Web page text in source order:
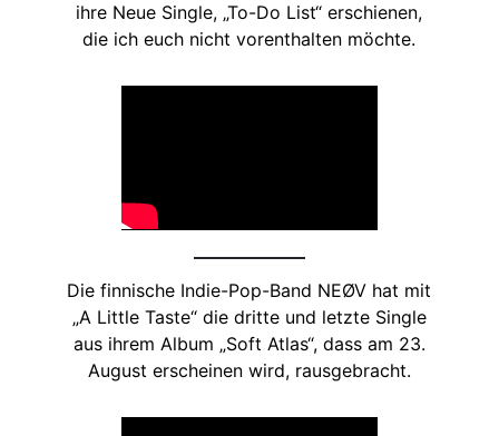
ihre Neue Single, „To-Do List“ erschienen,
die ich euch nicht vorenthalten möchte.
Die finnische Indie-Pop-Band NEØV hat mit
„A Little Taste“ die dritte und letzte Single
aus ihrem Album „Soft Atlas“, dass am 23.
August erscheinen wird, rausgebracht.